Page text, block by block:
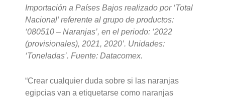
Importación a Países Bajos realizado por ‘Total
Nacional’ referente al grupo de productos:
‘080510 – Naranjas’, en el periodo: ‘2022
(provisionales), 2021, 2020’. Unidades:
‘Toneladas’. Fuente: Datacomex.
“Crear cualquier duda sobre si las naranjas
egipcias van a etiquetarse como naranjas